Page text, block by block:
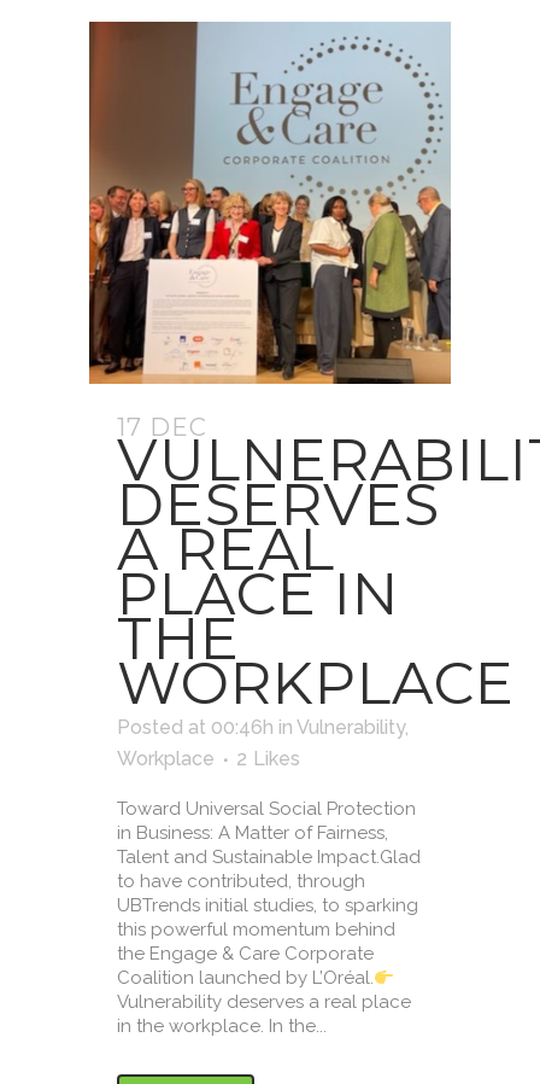
17 DEC
DESERVES
A REAL
PLACE IN
THE
WORKPLACE
Posted at 00:46h in Vulnerability,
Workplace
2 Likes
Toward Universal Social Protection
in Business: A Matter of Fairness,
Talent and Sustainable Impact.Glad
to have contributed, through
UBTrends initial studies, to sparking
this powerful momentum behind
the Engage & Care Corporate
Coalition launched by L’Oréal.
Vulnerability deserves a real place
in the workplace. In the...